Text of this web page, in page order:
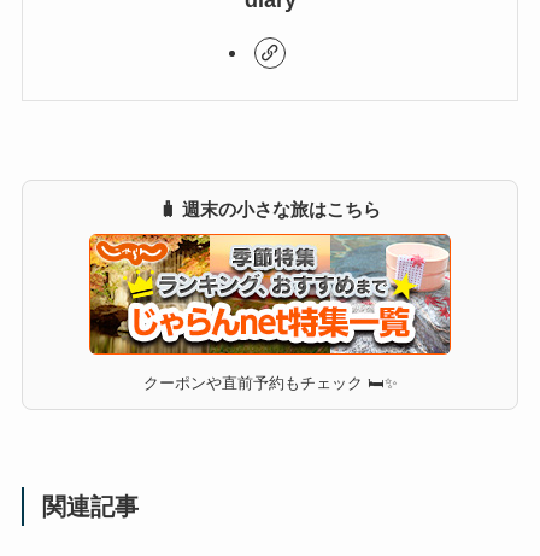
🧳 週末の小さな旅はこちら
クーポンや直前予約もチェック 🛏✨
関連記事